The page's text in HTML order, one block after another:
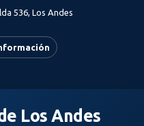
536, Los Andes
Los Andes